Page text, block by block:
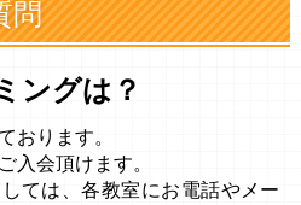
問
ングは？
おります。
入会頂けます。
ては、各教室にお電話やメー